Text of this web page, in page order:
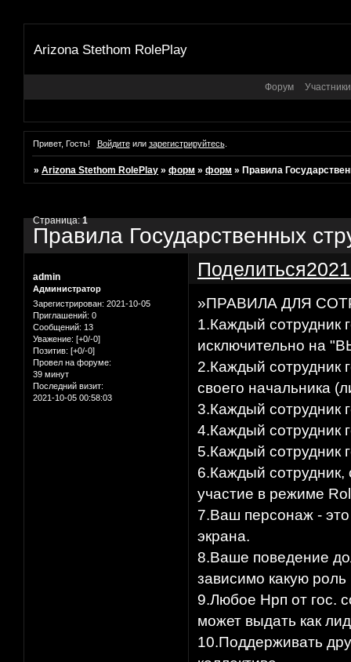
Arizona Stethom RolePlay
Форум Участники
Привет, Гость! Войдитеили зарегистрируйтесь.
»Arizona Stethom RolePlay »форм »форм »Правила
Правила Государственных
Страница:1
Поделиться
admin
Администратор
Зарегистрирован: 2021-10-05
Приглашений: 0
Сообщений: 13
Уважение: [+0/-0]
Позитив: [+0/-0]
Провел на форуме:
39 минут
Последний визит:
2021-10-05 00:58:03
»ПРАВИЛА ДЛЯ
1.Каждый сотрудник
исключительно на
2.Каждый сотрудник
своего начальника
3.Каждый сотрудник
4.Каждый сотрудник
5.Каждый сотрудник
6.Каждый сотрудник,
участие в режиме
7.Ваш персонаж -
экрана.​
8.Ваше поведение
зависимо какую
9.Любое Нрп от гос.
может выдать как
10.Поддерживать